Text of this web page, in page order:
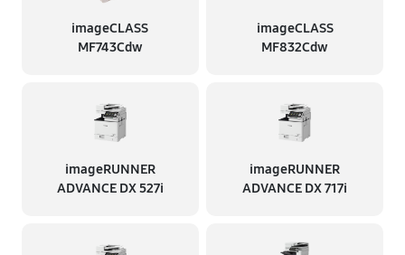
imageCLASS
MF743Cdw
imageCLASS
MF832Cdw
imageRUNNER
ADVANCE DX 527i
imageRUNNER
ADVANCE DX 717i